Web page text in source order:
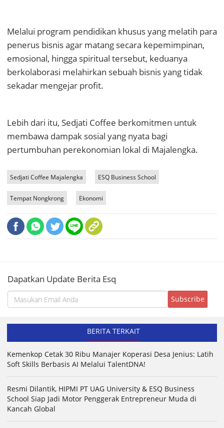
Melalui program pendidikan khusus yang melatih para
penerus bisnis agar matang secara kepemimpinan,
emosional, hingga spiritual tersebut, keduanya
berkolaborasi melahirkan sebuah bisnis yang tidak
sekadar mengejar profit.
Lebih dari itu, Sedjati Coffee berkomitmen untuk
membawa dampak sosial yang nyata bagi
pertumbuhan perekonomian lokal di Majalengka.
Sedjati Coffee Majalengka ESQ Business School
Tempat Nongkrong Ekonomi
Dapatkan Update Berita Esq
BERITA TERKAIT
Kemenkop Cetak 30 Ribu Manajer Koperasi Desa Jenius: Latih
Soft Skills Berbasis AI Melalui TalentDNA!
Resmi Dilantik, HIPMI PT UAG University & ESQ Business
School Siap Jadi Motor Penggerak Entrepreneur Muda di
Kancah Global